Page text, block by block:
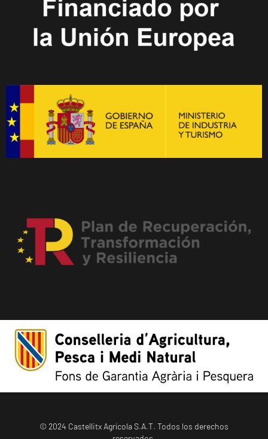
© 2024 Castellitx Agrícola S.A.T. Todos los derechos